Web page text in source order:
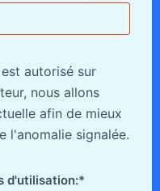
autorisé sur
nous allons
afin de mieux
l'anomalie signalée.
d'utilisation:*